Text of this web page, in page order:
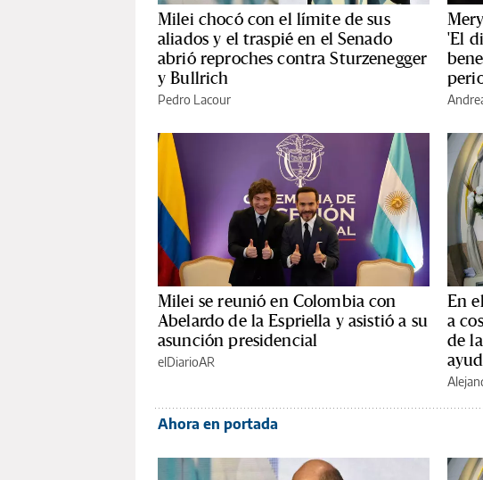
Milei chocó con el límite de sus
aliados y el traspié en el Senado
abrió reproches contra Sturzenegger
y Bullrich
Pedro Lacour
'El
Milei se reunió en Colombia con
Abelardo de la Espriella y asistió a su
asunción presidencial
elDiarioAR
En
a
de
Ahora en portada